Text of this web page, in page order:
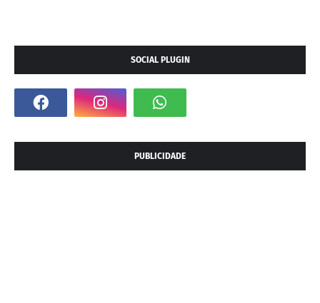
SOCIAL PLUGIN
PUBLICIDADE